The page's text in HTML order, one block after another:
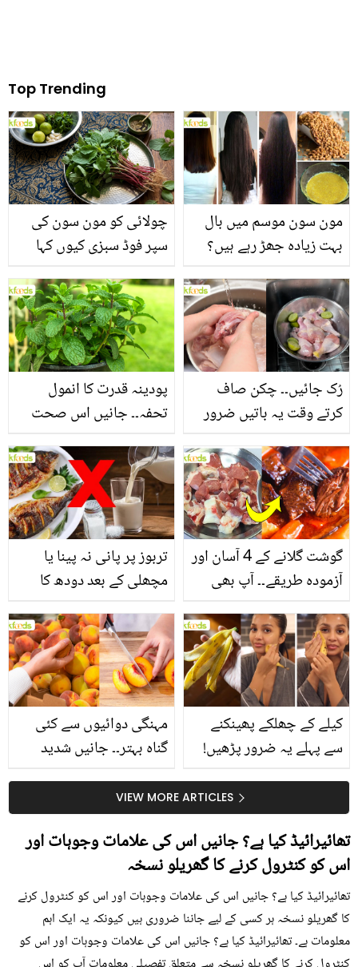
Top Trending
چولائی کو مون سون کی
سپر فوڈ سبزی کیوں کہا
منرلز اور اینٹی آکسیڈنٹس
سے بھرپور اس سبزی کے
فائدے
مون سون موسم میں بال
بہت زیادہ جھڑ رہے ہیں؟
بنانے کے چند قدرتی طریقے
پودینہ قدرت کا انمول
تحفہ۔۔ جانیں اس صحت
انگیز طبی فوائد
رُک جائیں۔۔ چکن صاف
کرتے وقت یہ باتیں ضرور
تربوز پر پانی نہ پینا یا
مچھلی کے بعد دودھ کا
سے متعلق غلط فہمیوں کی
حقیقت کیا ہے اور افواہ
کیا؟
گوشت گلانے کے 4 آسان اور
آزمودہ طریقے۔۔ آپ بھی
بتائے راز
مہنگی دوائیوں سے کئی
گناہ بہتر۔۔ جانیں شدید
کیوں کھانا چاہیے؟
کیلے کے چھلکے پھینکنے
سے پہلے یہ ضرور پڑھیں!
سستا اور قدرتی حلVIEW MORE ARTICLES
تھائیرائیڈ کیا ہے؟ جانیں اس کی علامات وجوہات اور
اس کو کنٹرول کرنے کا گھریلو نسخہ
تھائیرائیڈ کیا ہے؟ جانیں اس کی علامات وجوہات اور اس کو کنٹرول کرنے
کا گھریلو نسخہ ہر کسی کے لیے جاننا ضروری ہیں کیونکہ یہ ایک اہم
معلومات ہے۔ تھائیرائیڈ کیا ہے؟ جانیں اس کی علامات وجوہات اور اس کو